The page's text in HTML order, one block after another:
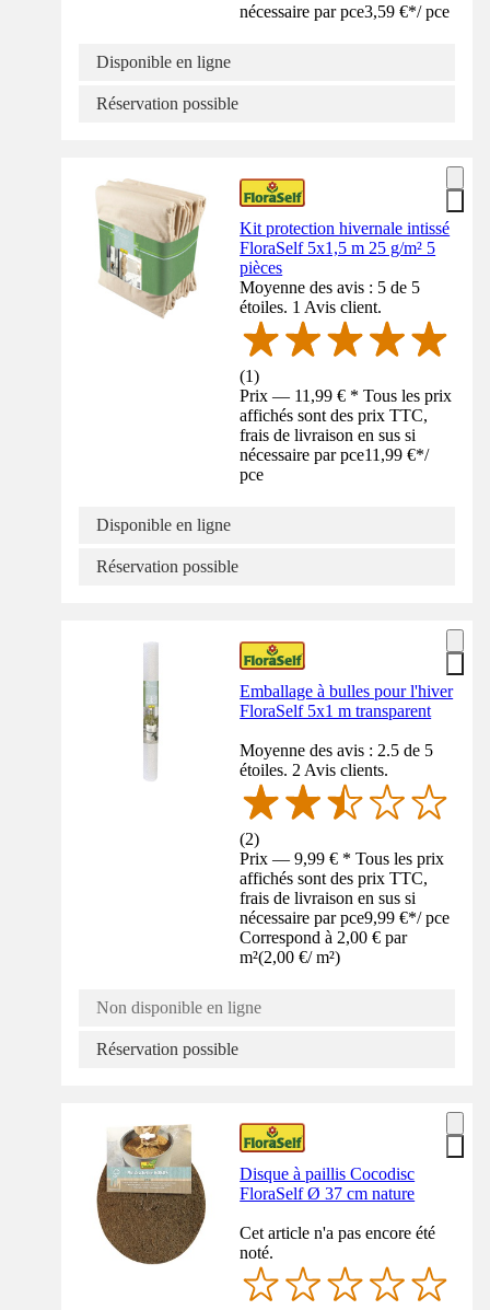
nécessaire par pce3,59 €*/ pce
Disponible en ligne
Réservation possible
Kit protection hivernale intissé
FloraSelf 5x1,5 m 25 g/m² 5
pièces
Moyenne des avis : 5 de 5
étoiles. 1 Avis client.
(1)
Prix — 11,99 € * Tous les prix
affichés sont des prix TTC,
frais de livraison en sus si
nécessaire par pce11,99 €*/
pce
Disponible en ligne
Réservation possible
Emballage à bulles pour l'hiver
FloraSelf 5x1 m transparent
Moyenne des avis : 2.5 de 5
étoiles. 2 Avis clients.
(2)
Prix — 9,99 € * Tous les prix
affichés sont des prix TTC,
frais de livraison en sus si
nécessaire par pce9,99 €*/ pce
Correspond à 2,00 € par
m²(2,00 €/ m²)
Non disponible en ligne
Réservation possible
Disque à paillis Cocodisc
FloraSelf Ø 37 cm nature
Cet article n'a pas encore été
noté.